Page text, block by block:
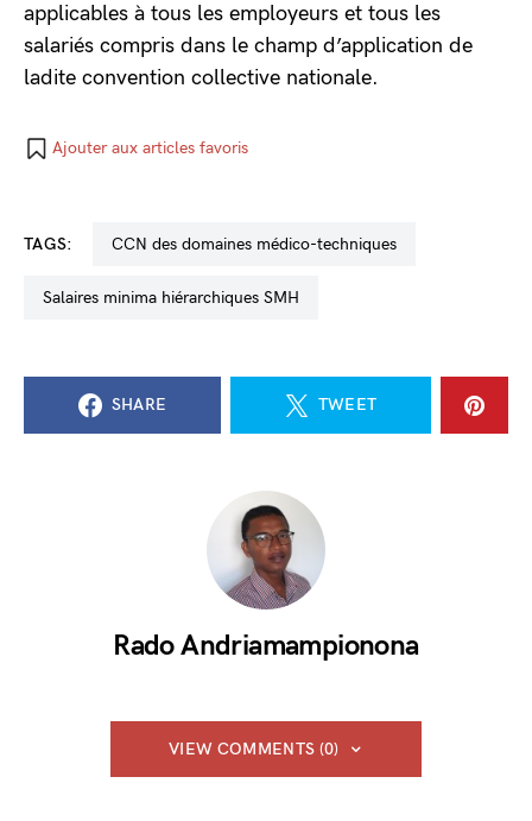
applicables à tous les employeurs et tous les
salariés compris dans le champ d’application de
ladite convention collective nationale.
Ajouter aux articles favoris
TAGS: CCN des domaines médico-techniques
salaires minima hiérarchiques SMH
SHARE TWEET
Rado Andriamampionona
VIEW COMMENTS (0)